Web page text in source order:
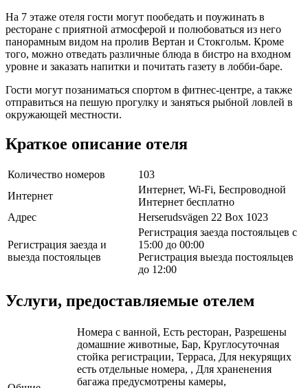
На 7 этаже отеля гости могут пообедать и поужинать в
ресторане с приятной атмосферой и полюбоваться из него
панорамным видом на пролив Вертан и Стокгольм. Кроме
того, можно отведать различные блюда в бистро на входном
уровне и заказать напитки и почитать газету в лобби-баре.
Гости могут позаниматься спортом в фитнес-центре, а также
отправиться на пешую прогулку и заняться рыбной ловлей в
окружающей местности.
Краткое описание отеля
Количество номеров
103
Интернет
Интернет, Wi-Fi, Беспроводной
Интернет бесплатно
Адрес
Herserudsvägen 22 Box 1023
Регистрация заезда и
выезда постояльцев
Регистрация заезда постояльцев с
15:00 до 00:00
Регистрация выезда постояльцев
до 12:00
Услуги, предоставляемые отелем
Номера с ванной, Есть ресторан, Разрешены
домашние животные, Бар, Круглосуточная
стойка регистрации, Терраса, Для некурящих
есть отдельные номера, , Для храненения
багажа предусмотрены камеры,